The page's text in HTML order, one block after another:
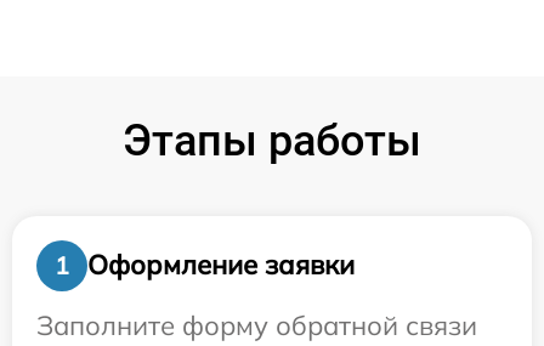
Этапы работы
1
Оформление заявки
Заполните форму обратной связи